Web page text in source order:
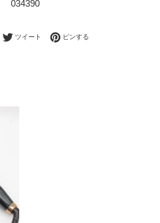
034390
でシェアする
ツイート Twitterに投稿する
ピンする